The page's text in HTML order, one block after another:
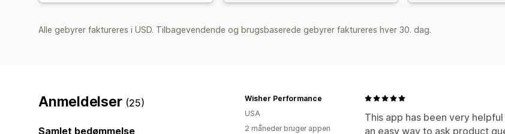
Alle gebyrer faktureres i USD. Tilbagevendende og brugsbaserede gebyrer faktureres hver 30. dag.
Anmeldelser (25)
Samlet bedømmelse
This app has been very
an easy way to ask product
Wisher Performance
USA
2 måneder bruger appen